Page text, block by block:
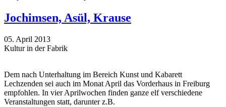
Jochimsen, Asül, Krause
05. April 2013
Kultur in der Fabrik
Dem nach Unterhaltung im Bereich Kunst und Kabarett
Lechzenden sei auch im Monat April das Vorderhaus in Freiburg
empfohlen. In vier Aprilwochen finden ganze elf verschiedene
Veranstaltungen statt, darunter z.B.